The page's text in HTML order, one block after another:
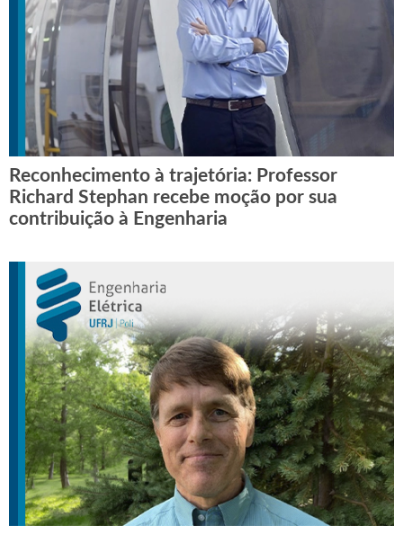
Reconhecimento à trajetória: Professor
Richard Stephan recebe moção por sua
contribuição à Engenharia